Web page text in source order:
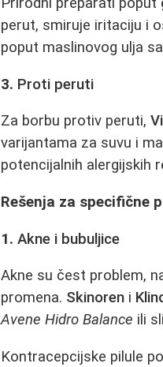
perut, smiruje iritaciju i
poput maslinovog ulja
3. Proti peruti
Za borbu protiv peruti,
varijantama za suvu i
potencijalnih alergijskih
Rešenja za specifične
1.Akne i bubuljice
Akne su čest problem,
promena. Skinoren i
Avene Hidro Balance ili
Kontracepcijske pilule